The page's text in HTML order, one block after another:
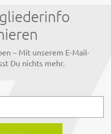
– Mit unserem E-Mail-
Du nichts mehr.